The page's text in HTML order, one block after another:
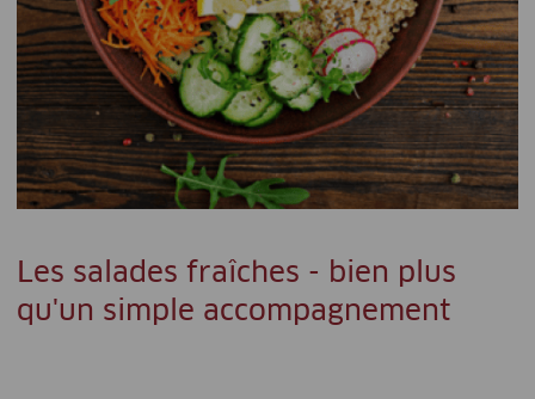
Les salades fraîches - bien plus
qu'un simple accompagnement